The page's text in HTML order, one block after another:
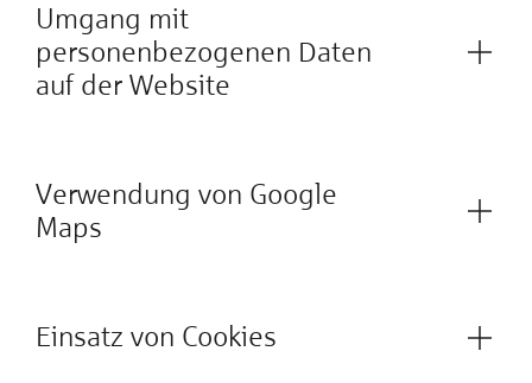
Umgang mit
personenbezogenen Daten
auf der Website
Verwendung von Google
Maps
Einsatz von Cookies